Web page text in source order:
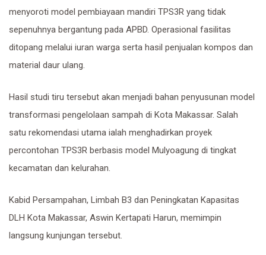
menyoroti model pembiayaan mandiri TPS3R yang tidak
sepenuhnya bergantung pada APBD. Operasional fasilitas
ditopang melalui iuran warga serta hasil penjualan kompos dan
material daur ulang.
Hasil studi tiru tersebut akan menjadi bahan penyusunan model
transformasi pengelolaan sampah di Kota Makassar. Salah
satu rekomendasi utama ialah menghadirkan proyek
percontohan TPS3R berbasis model Mulyoagung di tingkat
kecamatan dan kelurahan.
Kabid Persampahan, Limbah B3 dan Peningkatan Kapasitas
DLH Kota Makassar, Aswin Kertapati Harun, memimpin
langsung kunjungan tersebut.